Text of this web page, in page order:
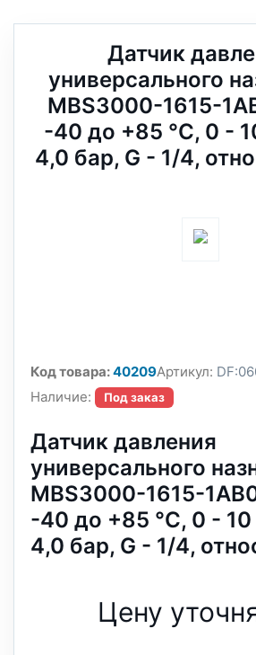
Датчик
универсального
MBS3000-1615-
-40 до +85 °C, 0 -
4,0 бар, G - 1/4,
Код товара:40209Артикул:
Наличие:
Под заказ
Датчик давления
универсального
MBS3000-1615-
-40 до +85 °C, 0 -
4,0 бар, G - 1/4,
Цену